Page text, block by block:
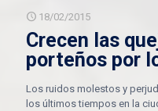
18/02/2015
Crecen las
porteños por
Los ruidos molestos y
los últimos tiempos en la